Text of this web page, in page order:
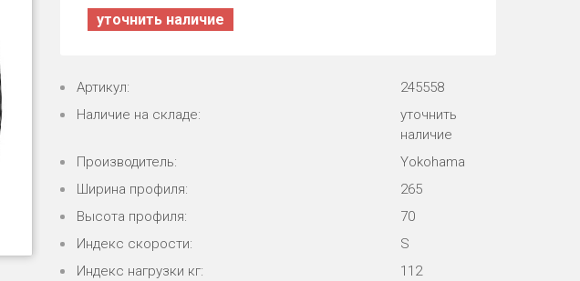
уточнить наличие
Артикул:
245558
Наличие на складе:
уточнить
наличие
Производитель:
Yokohama
Ширина профиля:
265
Высота профиля:
70
Индекс скорости:
S
Индекс нагрузки кг:
112